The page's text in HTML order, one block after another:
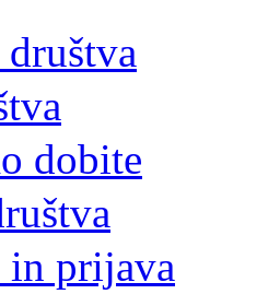
dobite
in prijava